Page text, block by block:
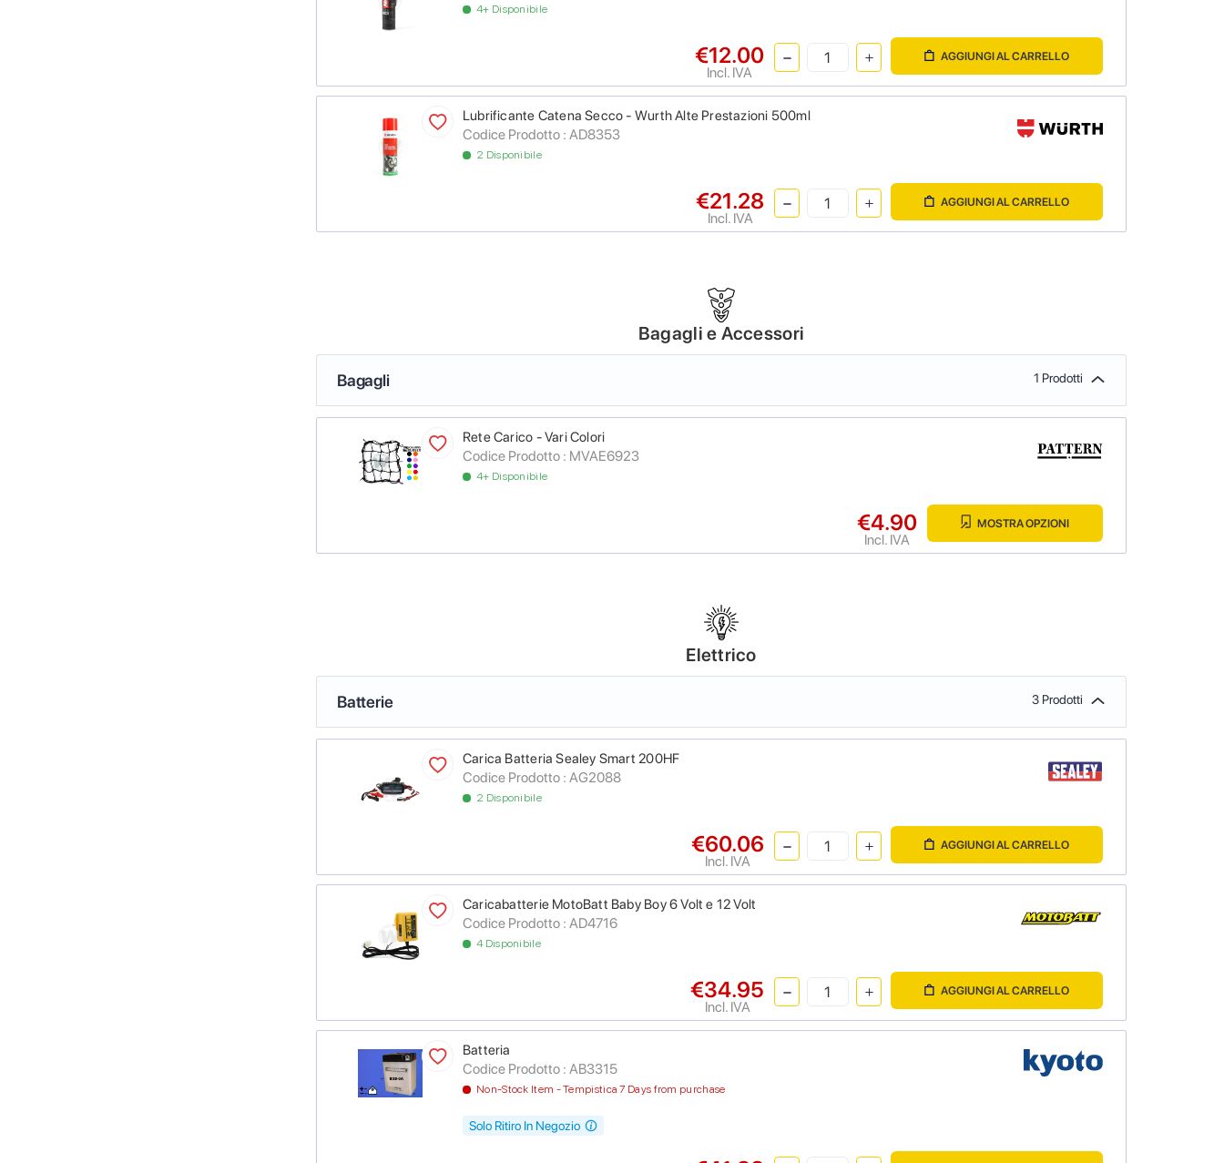
4+ Disponibile
€12.00
Incl. IVA
AGGIUNGI AL CARRELLO
Lubrificante Catena Secco - Wurth Alte Prestazioni 500ml
Codice Prodotto : AD8353
2 Disponibile
€21.28
Incl. IVA
AGGIUNGI AL CARRELLO
Bagagli e Accessori
Bagagli 1 Prodotti
Rete Carico - Vari Colori
Codice Prodotto : MVAE6923
4+ Disponibile
€4.90
Incl. IVA
MOSTRA OPZIONI
Elettrico
Batterie 3 Prodotti
Carica Batteria Sealey Smart 200HF
Codice Prodotto : AG2088
2 Disponibile
€60.06
Incl. IVA
AGGIUNGI AL CARRELLO
Caricabatterie MotoBatt Baby Boy 6 Volt e 12 Volt
Codice Prodotto : AD4716
4 Disponibile
€34.95
Incl. IVA
AGGIUNGI AL CARRELLO
Batteria
Codice Prodotto : AB3315
Non-Stock Item - Tempistica 7 Days from purchase
Solo Ritiro In Negozio